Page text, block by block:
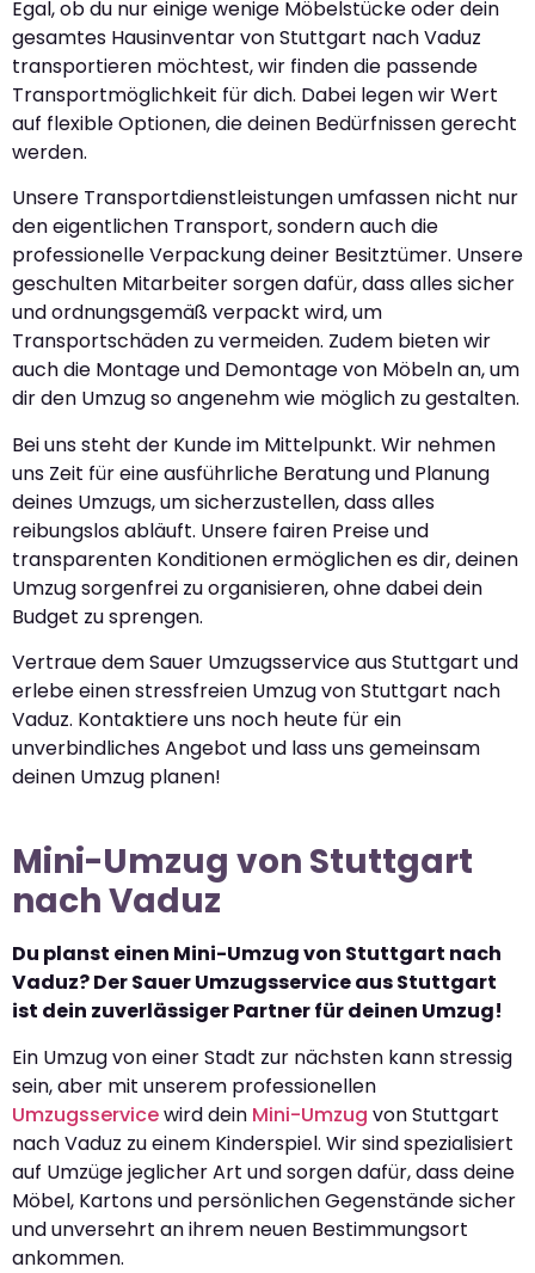
Egal, ob du nur einige wenige Möbelstücke oder dein
gesamtes Hausinventar von Stuttgart nach Vaduz
transportieren möchtest, wir finden die passende
Transportmöglichkeit für dich. Dabei legen wir Wert
auf flexible Optionen, die deinen Bedürfnissen gerecht
werden.
Unsere Transportdienstleistungen umfassen nicht nur
den eigentlichen Transport, sondern auch die
professionelle Verpackung deiner Besitztümer. Unsere
geschulten Mitarbeiter sorgen dafür, dass alles sicher
und ordnungsgemäß verpackt wird, um
Transportschäden zu vermeiden. Zudem bieten wir
auch die Montage und Demontage von Möbeln an, um
dir den Umzug so angenehm wie möglich zu gestalten.
Bei uns steht der Kunde im Mittelpunkt. Wir nehmen
uns Zeit für eine ausführliche Beratung und Planung
deines Umzugs, um sicherzustellen, dass alles
reibungslos abläuft. Unsere fairen Preise und
transparenten Konditionen ermöglichen es dir, deinen
Umzug sorgenfrei zu organisieren, ohne dabei dein
Budget zu sprengen.
Vertraue dem Sauer Umzugsservice aus Stuttgart und
erlebe einen stressfreien Umzug von Stuttgart nach
Vaduz. Kontaktiere uns noch heute für ein
unverbindliches Angebot und lass uns gemeinsam
deinen Umzug planen!
Mini-Umzug von Stuttgart
nach Vaduz
Du planst einen Mini-Umzug von Stuttgart nach
Vaduz? Der Sauer Umzugsservice aus Stuttgart
ist dein zuverlässiger Partner für deinen Umzug!
Ein Umzug von einer Stadt zur nächsten kann stressig
sein, aber mit unserem professionellen
Umzugsservicewird dein Mini-Umzug von Stuttgart
nach Vaduz zu einem Kinderspiel. Wir sind spezialisiert
auf Umzüge jeglicher Art und sorgen dafür, dass deine
Möbel, Kartons und persönlichen Gegenstände sicher
und unversehrt an ihrem neuen Bestimmungsort
ankommen.